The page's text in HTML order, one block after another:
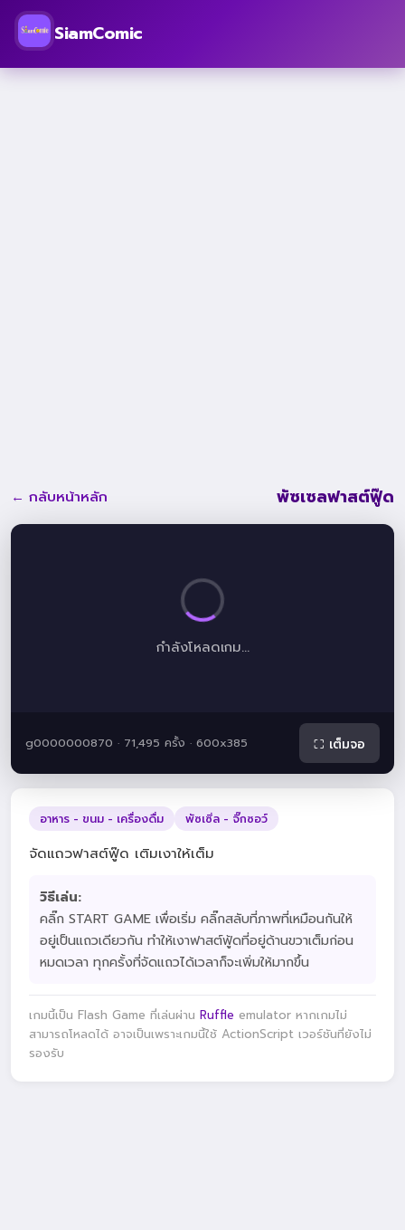
SiamComic
← กลับหน้าหลัก พัซเซลฟาสต์ฟู๊ด
กำลังโหลดเกม...
g0000000870 · 71,495 ครั้ง · 600x385 ⛶ เต็มจอ
อาหาร - ขนม - เครื่องดื่ม พัซเซิ่ล - จิ๊กซอว์
จัดแถวฟาสต์ฟู๊ด เติมเงาให้เต็ม
วิธีเล่น:
คลิ๊ก START GAME เพื่อเริ่ม คลิ๊กสลับที่ภาพที่เหมือนกันให้
อยู่เป็นแถวเดียวกัน ทำให้เงาฟาสต์ฟู้ดที่อยู่ด้านขวาเต็มก่อน
หมดเวลา ทุกครั้งที่จัดแถวได้เวลาก็จะเพิ่มให้มากขึ้น
เกมนี้เป็น Flash Game ที่เล่นผ่าน Ruffle emulator หากเกมไม่
สามารถโหลดได้ อาจเป็นเพราะเกมนี้ใช้ ActionScript เวอร์ชันที่ยังไม่
รองรับ